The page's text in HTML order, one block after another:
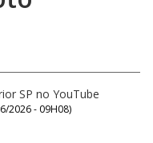
SP no YouTube
2026 - 09H08)